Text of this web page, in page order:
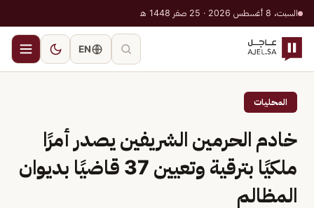
السبت، 8 أغسطس 2026 · 25 صفر 1448 هـ
EN
المحليات
خادم الحرمين الشريفين يصدر أمرًا
ملكيًا بترقية وتعيين 37 قاضيًا بديوان
المظالم